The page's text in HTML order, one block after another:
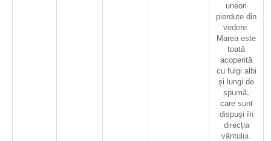
uneori
pierdute din
vedere.
Marea este
toată
acoperită
cu fulgi albi
și lungi de
spumă,
care sunt
dispuși în
direcția
vântului.